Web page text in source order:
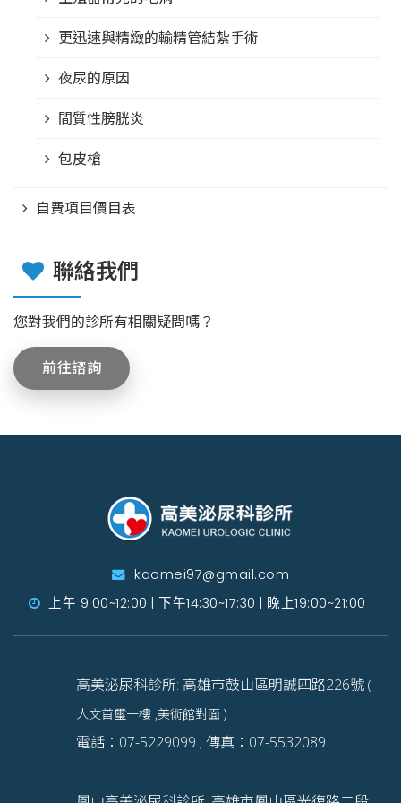
更迅速與精緻的輸精管結紮手術
夜尿的原因
間質性膀胱炎
包皮槍
自費項目價目表
聯絡我們
您對我們的診所有相關疑問嗎？
前往諮詢
kaomei97@gmail.com
上午 9:00~12:00 | 下午14:30~17:30 | 晚上19:00~21:00
高美泌尿科診所: 高雄市鼓山區明誠四路226號 (
人文首璽一樓 ,美術館對面 )
電話：07-5229099 ; 傳真：07-5532089